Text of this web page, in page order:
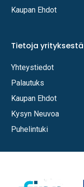
Kaupan Ehdot
Tietoja yrityksestä
Yhteystiedot
Palautuks
Kaupan Ehdot
Kysyn Neuvoa
Puhelintuki